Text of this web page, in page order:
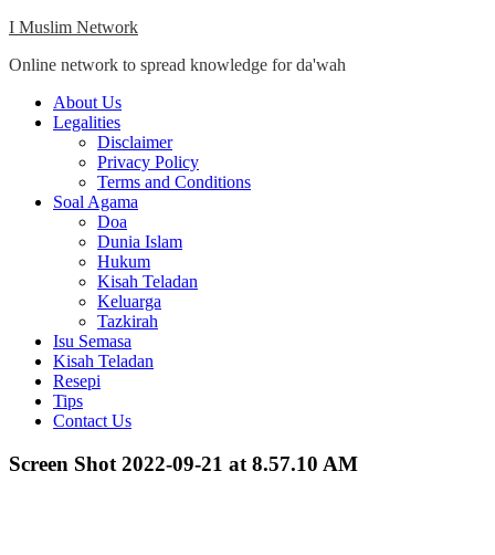
Skip
content
I Muslim Network
Online network to spread knowledge for da'wah
Close
Menu
About Us
Legalities
Disclaimer
Privacy Policy
Terms and Conditions
Soal Agama
Doa
Dunia Islam
Hukum
Kisah Teladan
Keluarga
Tazkirah
Isu Semasa
Kisah Teladan
Resepi
Tips
Contact Us
Screen Shot 2022-09-21 at 8.57.10 AM